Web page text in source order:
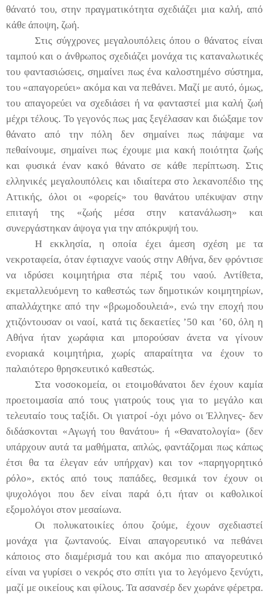
θάνατό του, στην πραγματικότητα σχεδιάζει μια καλή, από
κάθε άποψη, ζωή.
Στις σύγχρονες μεγαλουπόλεις όπου ο θάνατος είναι
ταμπού και ο άνθρωπος σχεδιάζει μονάχα τις καταναλωτικές
του φαντασιώσεις, σημαίνει πως ένα καλοστημένο σύστημα,
του «απαγορεύει» ακόμα και να πεθάνει. Μαζί με αυτό, όμως,
του απαγορεύει να σχεδιάσει ή να φανταστεί μια καλή ζωή
μέχρι τέλους. Το γεγονός πως μας ξεγέλασαν και διώξαμε τον
θάνατο από την πόλη δεν σημαίνει πως πάψαμε να
πεθαίνουμε, σημαίνει πως έχουμε μια κακή ποιότητα ζωής
και φυσικά έναν κακό θάνατο σε κάθε περίπτωση. Στις
ελληνικές μεγαλουπόλεις και ιδιαίτερα στο λεκανοπέδιο της
Αττικής, όλοι οι «φορείς» του θανάτου υπέκυψαν στην
επιταγή της «ζωής μέσα στην κατανάλωση» και
συνεργάστηκαν άψογα για την απόκρυψή του.
Η εκκλησία, η οποία έχει άμεση σχέση με τα
νεκροταφεία, όταν έφτιαχνε ναούς στην Αθήνα, δεν φρόντισε
να ιδρύσει κοιμητήρια στα πέριξ του ναού. Αντίθετα,
εκμεταλλευόμενη το καθεστώς των δημοτικών κοιμητηρίων,
απαλλάχτηκε από την «βρωμοδουλειά», ενώ την εποχή που
χτιζόντουσαν οι ναοί, κατά τις δεκαετίες ’50 και ’60, όλη η
Αθήνα ήταν χωράφια και μπορούσαν άνετα να γίνουν
ενοριακά κοιμητήρια, χωρίς απαραίτητα να έχουν το
παλαιότερο θρησκευτικό καθεστώς.
Στα νοσοκομεία, οι ετοιμοθάνατοι δεν έχουν καμία
προετοιμασία από τους γιατρούς τους για το μεγάλο και
τελευταίο τους ταξίδι. Οι γιατροί -όχι μόνο οι Έλληνες- δεν
διδάσκονται «Αγωγή του θανάτου» ή «Θανατολογία» (δεν
υπάρχουν αυτά τα μαθήματα, απλώς, φαντάζομαι πως κάπως
έτσι θα τα έλεγαν εάν υπήρχαν) και τον «παρηγορητικό
ρόλο», εκτός από τους παπάδες, θεσμικά τον έχουν οι
ψυχολόγοι που δεν είναι παρά ό,τι ήταν οι καθολικοί
εξομολόγοι στον μεσαίωνα.
Οι πολυκατοικίες όπου ζούμε, έχουν σχεδιαστεί
μονάχα για ζωντανούς. Είναι απαγορευτικό να πεθάνει
κάποιος στο διαμέρισμά του και ακόμα πιο απαγορευτικό
είναι να γυρίσει ο νεκρός στο σπίτι για το λεγόμενο ξενύχτι,
μαζί με οικείους και φίλους. Τα ασανσέρ δεν χωράνε φέρετρα.